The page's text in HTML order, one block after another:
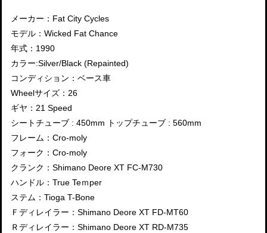
メーカー：Fat City Cycles
モデル：Wicked Fat Chance
年式：1990
カラー:Silver/Black (Repainted)
コンディション：ベース車
Wheelサイズ：26
ギヤ：21 Speed
シートチューブ : 450mm トップチューブ : 560mm
フレーム：Cro-moly
フォーク：Cro-moly
クランク：Shimano Deore XT FC-M730
ハンドル：True Teｍper
ステム：Tioga T-Bone
Ｆディレイラー：Shimano Deore XT FD-MT60
Ｒディレイラー：Shimano Deore XT RD-M735